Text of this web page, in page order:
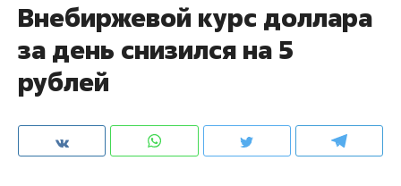
Внебиржевой курс доллара
за день снизился на 5
рублей